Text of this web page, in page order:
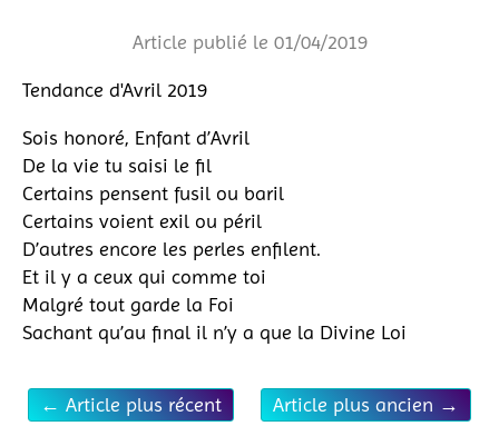
Article publié le 01/04/2019
Tendance d'Avril 2019
Sois honoré, Enfant d’Avril
De la vie tu saisi le fil
Certains pensent fusil ou baril
Certains voient exil ou péril
D’autres encore les perles enfilent.
Et il y a ceux qui comme toi
Malgré tout garde la Foi
Sachant qu’au final il n’y a que la Divine Loi
← Article plus récent Article plus ancien →